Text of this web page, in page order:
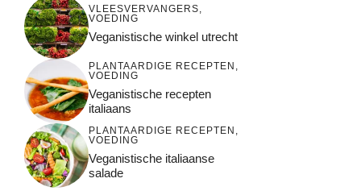
VLEESVERVANGERS,
VOEDING
Veganistische winkel utrecht
PLANTAARDIGE RECEPTEN ,
VOEDING
Veganistische recepten
italiaans
PLANTAARDIGE RECEPTEN ,
VOEDING
Veganistische italiaanse
salade